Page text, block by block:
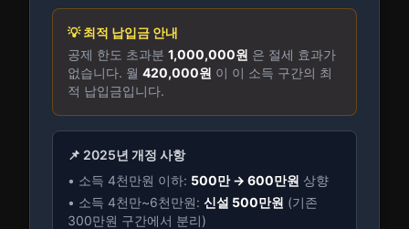
💡 최적 납입금 안내
공제 한도 초과분 1,000,000원 은 절세 효과가
없습니다. 월 420,000원 이 이 소득 구간의 최
적 납입금입니다.
📌 2025년 개정 사항
• 소득 4천만원 이하: 500만 → 600만원 상향
• 소득 4천만~6천만원: 신설 500만원 (기존
300만원 구간에서 분리)